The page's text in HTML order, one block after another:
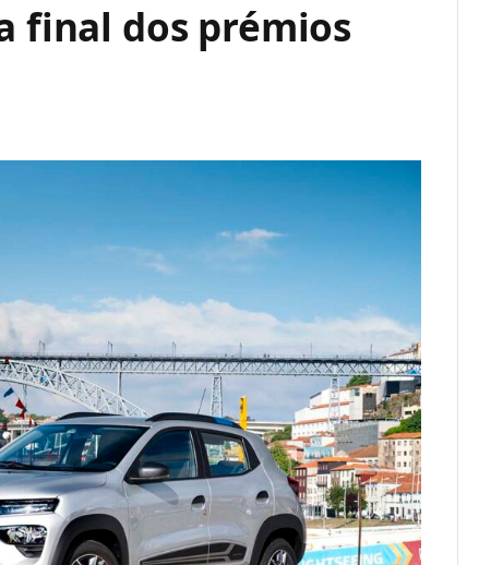
final dos prémios